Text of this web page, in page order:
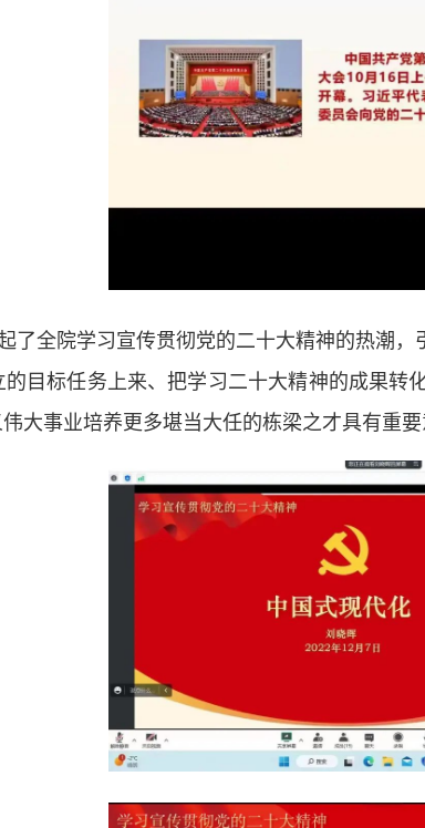
了全院学习宣传贯彻党的二十大精神的热潮
目标任务上来、把学习二十大精神的成果
大事业培养更多堪当大任的栋梁之才具有重要